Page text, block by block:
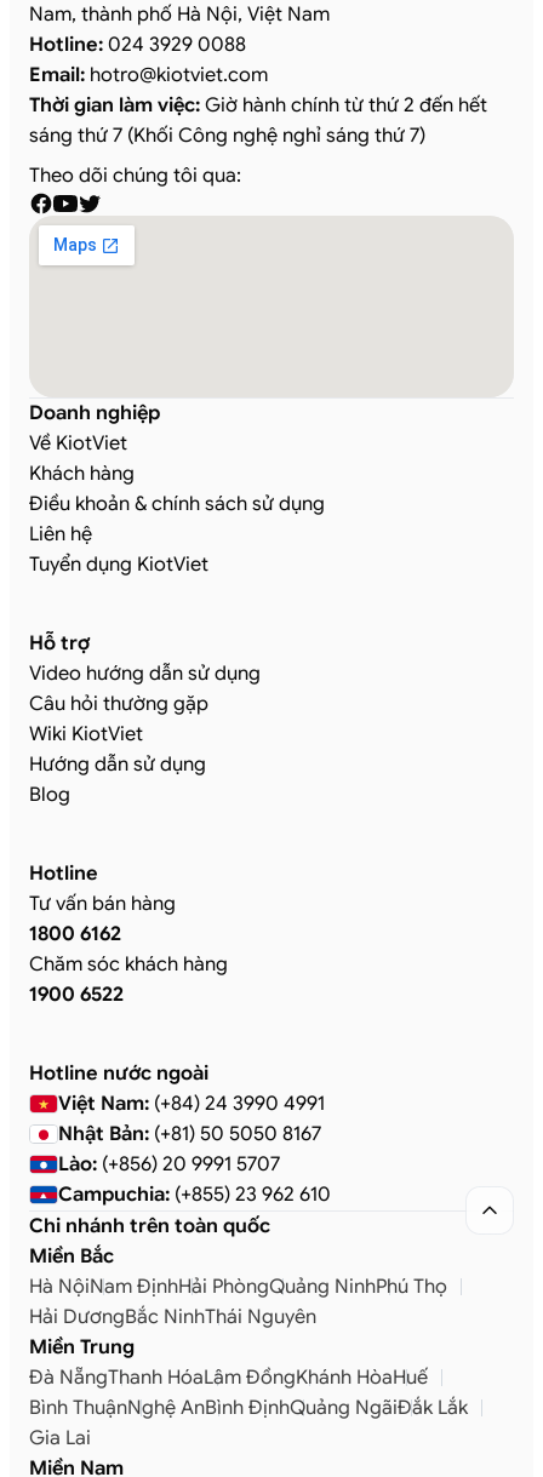
Nam, thành phố Hà Nội, Việt Nam
Hotline: 024 3929 0088
Email: hotro@kiotviet.com
Thời gian làm việc: Giờ hành chính từ thứ 2 đến hết
sáng thứ 7 (Khối Công nghệ nghỉ sáng thứ 7)
Theo dõi chúng tôi qua:
Doanh nghiệp
Về KiotViet
Khách hàng
Điều khoản & chính sách sử dụng
Liên hệ
Tuyển dụng KiotViet
Hỗ trợ
Video hướng dẫn sử dụng
Câu hỏi thường gặp
Wiki KiotViet
Hướng dẫn sử dụng
Blog
Hotline
Tư vấn bán hàng
1800 6162
Chăm sóc khách hàng
1900 6522
Hotline nước ngoài
Việt Nam: (+84) 24 3990 4991
Nhật Bản: (+81) 50 5050 8167
Lào: (+856) 20 9991 5707
Campuchia: (+855) 23 962 610

Chi nhánh trên toàn quốc
Miền Bắc
Hà NộiNam ĐịnhHải PhòngQuảng NinhPhú Thọ
Hải DươngBắc NinhThái Nguyên
Miền Trung
Đà NẵngThanh HóaLâm ĐồngKhánh HòaHuế
Bình ThuậnNghệ AnBình ĐịnhQuảng NgãiĐắk Lắk
Gia Lai
Miền Nam